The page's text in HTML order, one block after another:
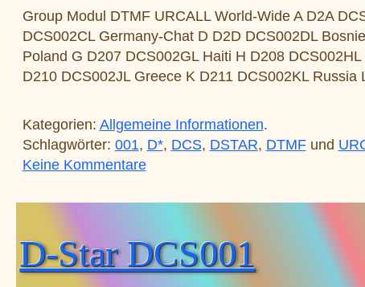
Group Modul DTMF URCALL World-Wide A D2A
DCS002CL Germany-Chat D D2D DCS002DL
Poland G D207 DCS002GL Haiti H D208
D210 DCS002JL Greece K D211 DCS002KL
Kategorien: Allgemeine Informationen.
Schlagwörter: 001, D*, DCS, DSTAR, DTMFund
Keine Kommentarezu D-Star DCS002
D-Star DCS001